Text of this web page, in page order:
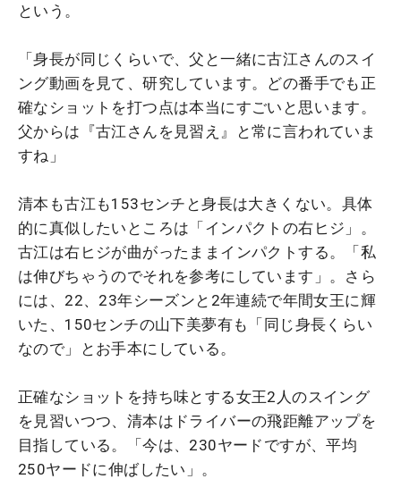
という。
「身長が同じくらいで、父と一緒に古江さんのスイ
ング動画を見て、研究しています。どの番手でも正
確なショットを打つ点は本当にすごいと思います。
父からは『古江さんを見習え』と常に言われていま
すね」
清本も古江も153センチと身長は大きくない。具体
的に真似したいところは「インパクトの右ヒジ」。
古江は右ヒジが曲がったままインパクトする。「私
は伸びちゃうのでそれを参考にしています」。さら
には、22、23年シーズンと2年連続で年間女王に輝
いた、150センチの山下美夢有も「同じ身長くらい
なので」とお手本にしている。
正確なショットを持ち味とする女王2人のスイング
を見習いつつ、清本はドライバーの飛距離アップを
目指している。「今は、230ヤードですが、平均
250ヤードに伸ばしたい」。